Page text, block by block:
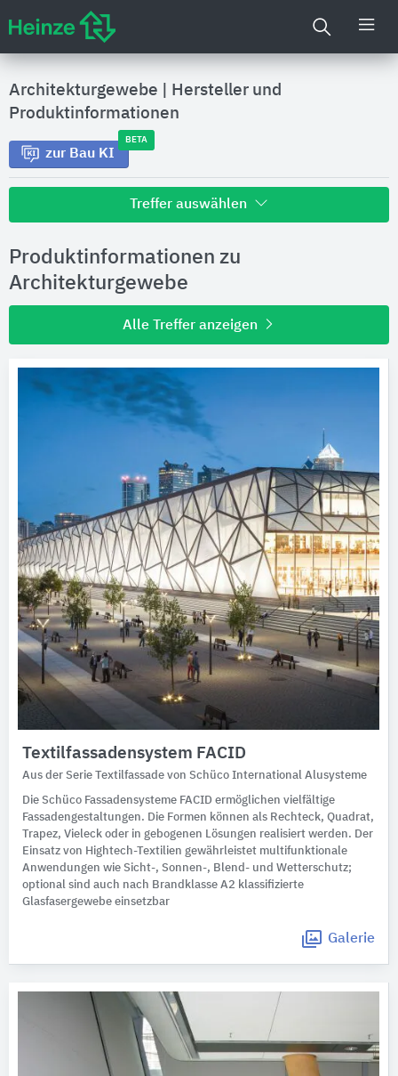
Architekturgewebe
Hersteller und
Produktinformationen
zur Bau KI
BETA
Treffer auswählen
Hersteller
Produktinformationen
Produktdaten
Ausschreibungstexte
Architekturobjekte
Expertenprofile
Produktinformationen zu
Architekturgewebe
Alle Treffer anzeigen
Textilfassadensystem FACID
Aus der Serie Textilfassade von Schüco International Alusysteme
Die Schüco Fassadensysteme FACID ermöglichen vielfältige
Fassadengestaltungen. Die Formen können als Rechteck, Quadrat,
Trapez, Vieleck oder in gebogenen Lösungen realisiert werden. Der
Einsatz von Hightech-Textilien gewährleistet multifunktionale
Anwendungen wie Sicht-, Sonnen-, Blend- und Wetterschutz;
optional sind auch nach Brandklasse A2 klassifizierte
Glasfasergewebe einsetzbar
Galerie